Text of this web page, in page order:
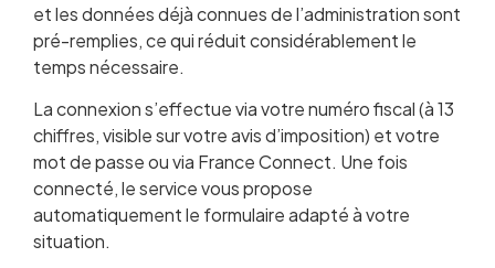
et les données déjà connues de l’administration sont
pré-remplies, ce qui réduit considérablement le
temps nécessaire.
La connexion s’effectue via votre numéro fiscal (à 13
chiffres, visible sur votre avis d’imposition) et votre
mot de passe ou via France Connect. Une fois
connecté, le service vous propose
automatiquement le formulaire adapté à votre
situation.